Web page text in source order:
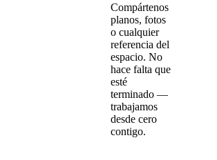
Compártenos
planos, fotos
o cualquier
referencia del
espacio. No
hace falta que
esté
terminado —
trabajamos
desde cero
contigo.